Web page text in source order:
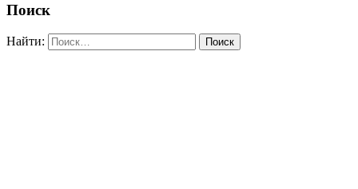
Поиск
Найти: